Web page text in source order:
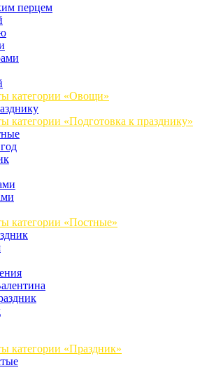
перцем
категории «Овощи»
категории «Подготовка к празднику»
категории «Постные»
категории «Праздник»